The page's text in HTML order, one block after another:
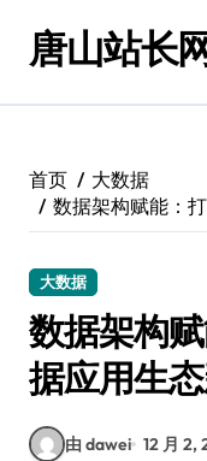
唐山站长
首页
大数据
数据架构赋能：
大数据
数据架构
据应用生
由 dawei 12 月 2,